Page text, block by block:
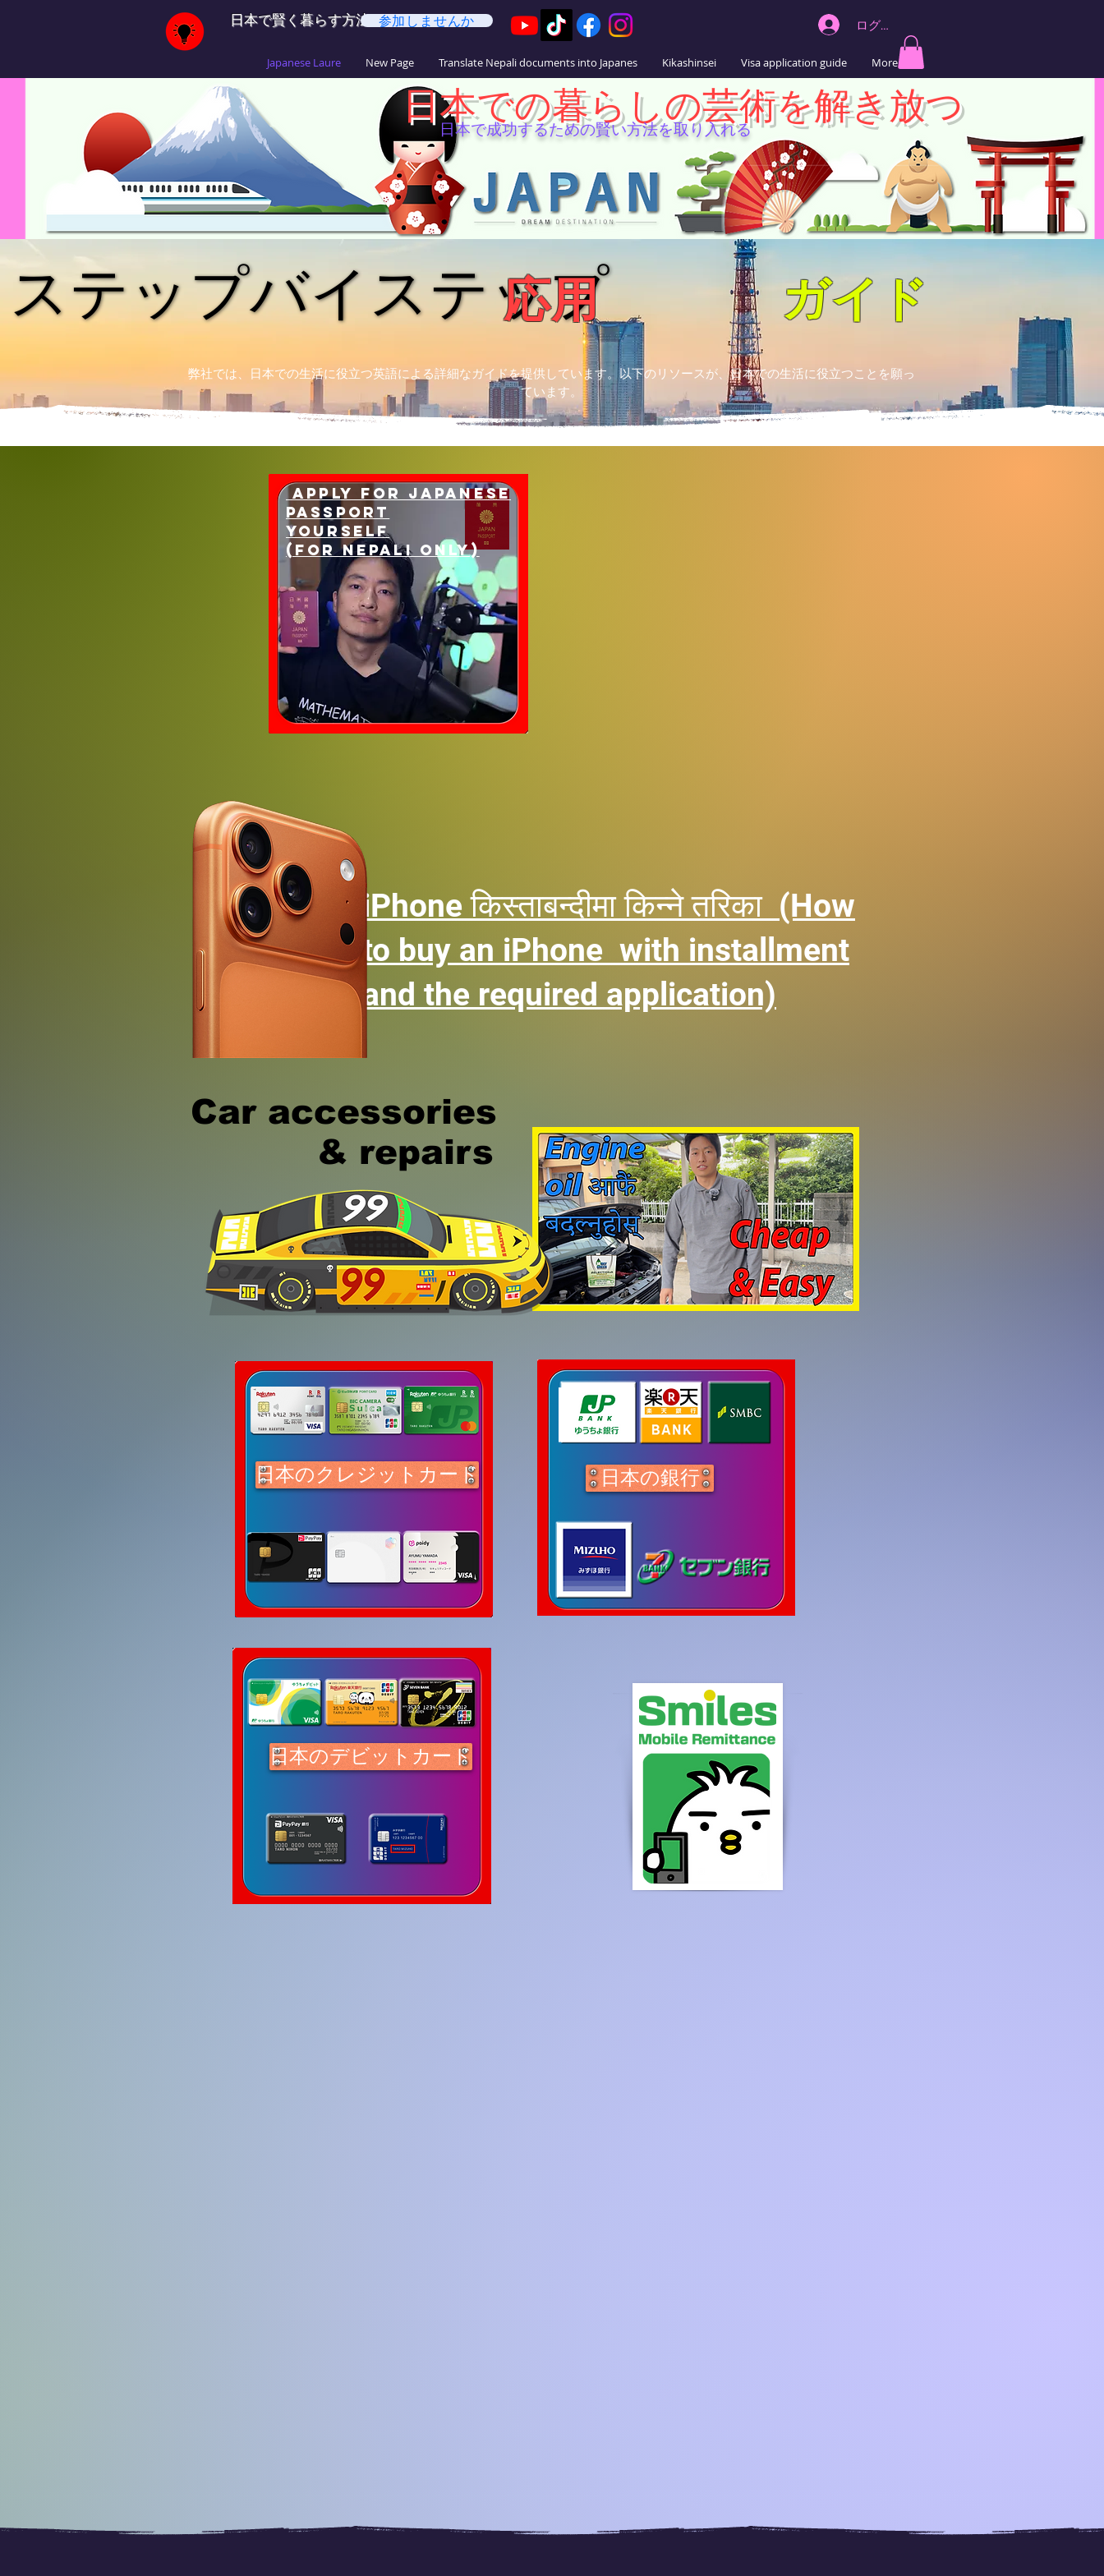
日本で賢く暮らす方法 参加しませんか
Japanese Laure New Page Translate Nepali documents into Japanes Kikashinsei Visa application guide More
ログイン
日本での暮らしの芸術を解き放つ
日本で成功するための賢い方法を取り入れる
ステップバイステップ
ステップバイステップ
応用 ガイド
弊社では、日本での生活に役立つ英語による詳細なガイドを提供しています。以下のリソースが、日本での生活に役立つことを願っ
ています。
apply for Japanese
passport
yourself
(for Nepali only)
iPhone किस्ताबन्दीमा किन्ने तरिका (How
to buy an iPhone with installment
and the required application)
Car accessories
& repairs
日本のクレジットカード 日本の銀行
日本のデビットカード